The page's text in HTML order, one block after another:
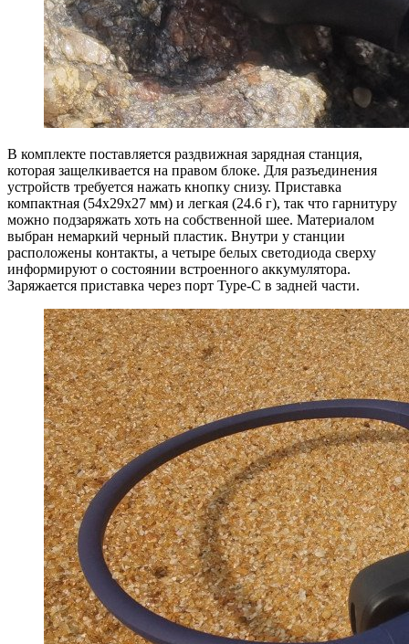
В комплекте поставляется раздвижная зарядная станция,
которая защелкивается на правом блоке. Для разъединения
устройств требуется нажать кнопку снизу. Приставка
компактная (54x29x27 мм) и легкая (24.6 г), так что гарнитуру
можно подзаряжать хоть на собственной шее. Материалом
выбран немаркий черный пластик. Внутри у станции
расположены контакты, а четыре белых светодиода сверху
информируют о состоянии встроенного аккумулятора.
Заряжается приставка через порт Type-C в задней части.